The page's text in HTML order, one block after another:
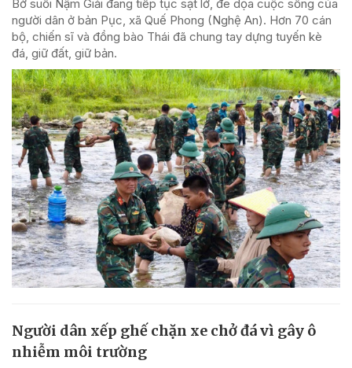
Bờ suối Nậm Giải đang tiếp tục sạt lở, đe dọa cuộc sống của
người dân ở bản Pục, xã Quế Phong (Nghệ An). Hơn 70 cán
bộ, chiến sĩ và đồng bào Thái đã chung tay dựng tuyến kè
đá, giữ đất, giữ bản.
Người dân xếp ghế chặn xe chở đá vì gây ô
nhiễm môi trường